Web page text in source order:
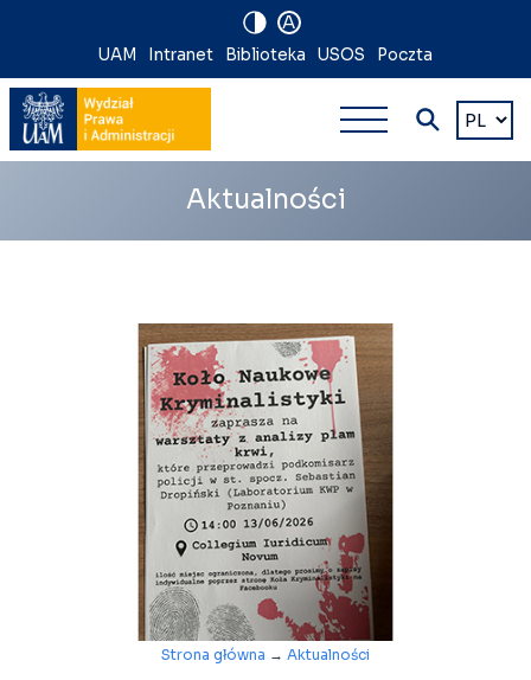
A
Nawigacja
na
skróty
UAM Intranet Biblioteka USOS Poczta
główna
Wybierz
język
Aktualności
Strona główna → Aktualności